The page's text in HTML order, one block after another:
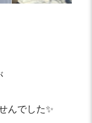
んでした✨